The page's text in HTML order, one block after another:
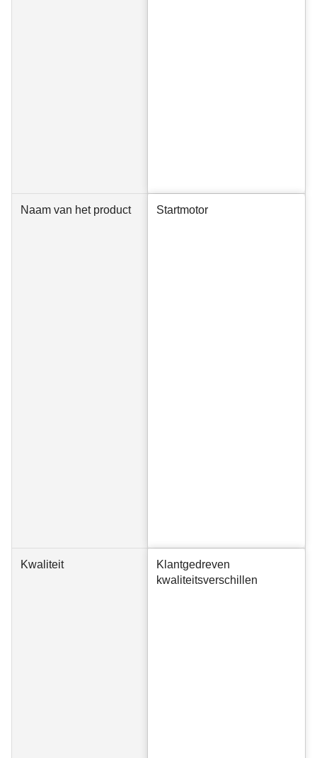
Naam van het product Startmotor
Kwaliteit
Klantgedreven
kwaliteitsverschillen